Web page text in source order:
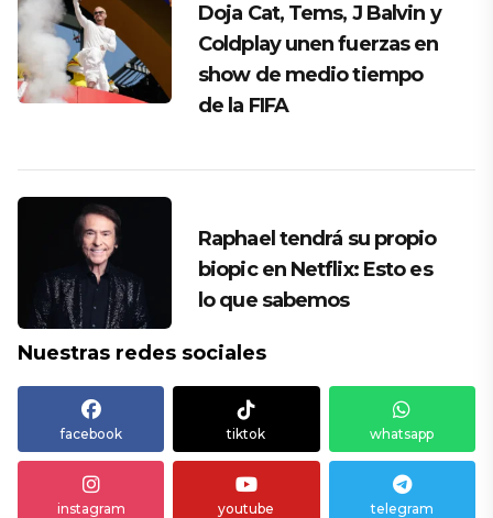
Doja Cat, Tems, J Balvin y
Coldplay unen fuerzas en
show de medio tiempo
de la FIFA
Raphael tendrá su propio
biopic en Netflix: Esto es
lo que sabemos
Nuestras redes sociales
facebook tiktok whatsapp
instagram youtube telegram